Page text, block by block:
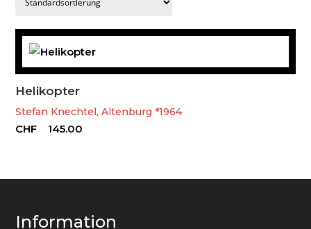
Helikopter
Stefan Knechtel, Altenburg *1964
CHF 145.00
Information